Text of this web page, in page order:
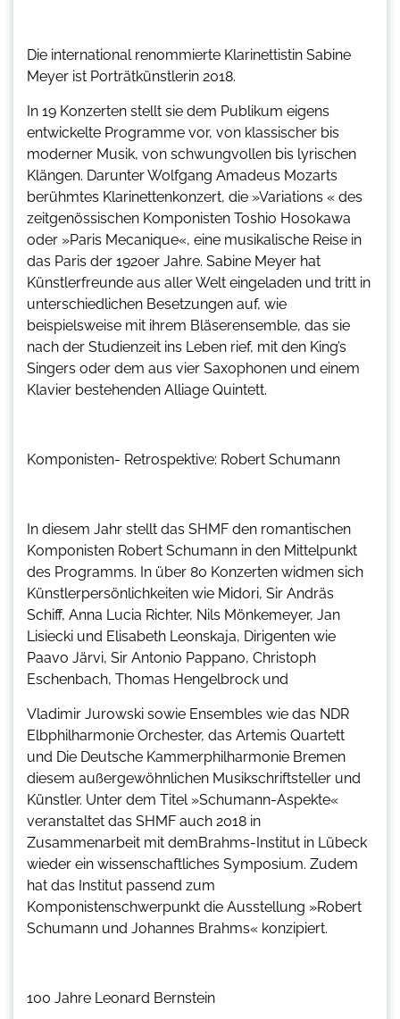
Die international renommierte Klarinettistin Sabine
Meyer ist Porträtkünstlerin 2018.
In 19 Konzerten stellt sie dem Publikum eigens
entwickelte Programme vor, von klassischer bis
moderner Musik, von schwungvollen bis lyrischen
Klängen. Darunter Wolfgang Amadeus Mozarts
berühmtes Klarinettenkonzert, die »Variations « des
zeitgenössischen Komponisten Toshio Hosokawa
oder »Paris Mecanique«, eine musikalische Reise in
das Paris der 1920er Jahre. Sabine Meyer hat
Künstlerfreunde aus aller Welt eingeladen und tritt in
unterschiedlichen Besetzungen auf, wie
beispielsweise mit ihrem Bläserensemble, das sie
nach der Studienzeit ins Leben rief, mit den King’s
Singers oder dem aus vier Saxophonen und einem
Klavier bestehenden Alliage Quintett.
Komponisten- Retrospektive: Robert Schumann
In diesem Jahr stellt das SHMF den romantischen
Komponisten Robert Schumann in den Mittelpunkt
des Programms. In über 80 Konzerten widmen sich
Künstlerpersönlichkeiten wie Midori, Sir Andräs
Schiff, Anna Lucia Richter, Nils Mönkemeyer, Jan
Lisiecki und Elisabeth Leonskaja, Dirigenten wie
Paavo Järvi, Sir Antonio Pappano, Christoph
Eschenbach, Thomas Hengelbrock und
Vladimir Jurowski sowie Ensembles wie das NDR
Elbphilharmonie Orchester, das Artemis Quartett
und Die Deutsche Kammerphilharmonie Bremen
diesem außergewöhnlichen Musikschriftsteller und
Künstler. Unter dem Titel »Schumann-Aspekte«
veranstaltet das SHMF auch 2018 in
Zusammenarbeit mit demBrahms-Institut in Lübeck
wieder ein wissenschaftliches Symposium. Zudem
hat das Institut passend zum
Komponistenschwerpunkt die Ausstellung »Robert
Schumann und Johannes Brahms« konzipiert.
100 Jahre Leonard Bernstein